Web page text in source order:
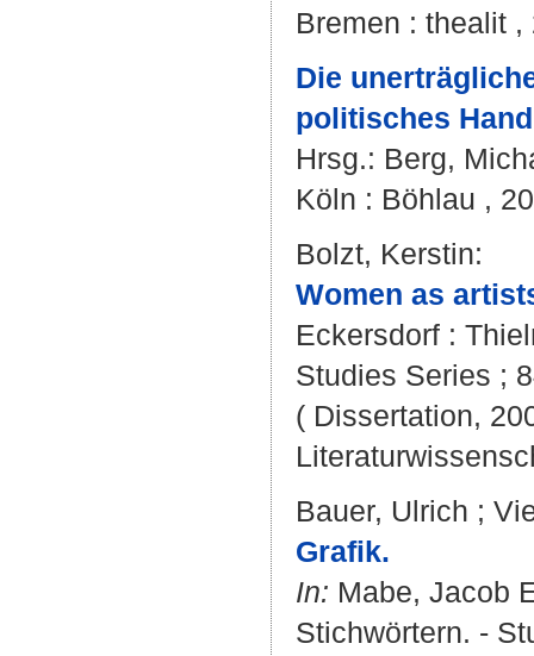
Bremen : thealit
Die
politisches
Hrsg.: Berg,
Köln : Böhlau ,
Bolzt, Kerstin:
Women as
Eckersdorf :
Studies Series ;
( Dissertation,
Bauer, Ulrich ;
Grafik.
In: Mabe, Jacob
Stichwörtern. -